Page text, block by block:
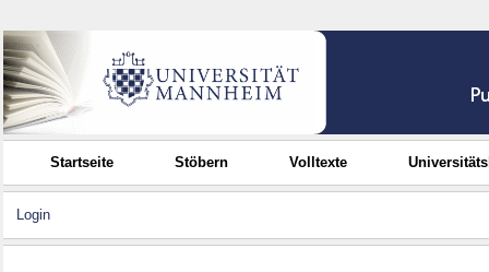
Startseite Stöbern Volltexte
Login